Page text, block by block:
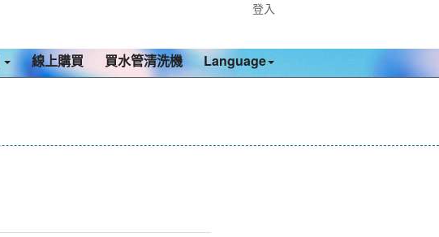
登入
線上購買 買水管清洗機 Language